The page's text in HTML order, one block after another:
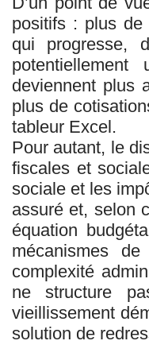
positifs : plus de
qui progresse,
deviennent plus
plus de
tableur Excel.
Pour autant, le
fiscales et
sociale et les
assuré et, selon
équation
mécanismes
complexité
ne structure
vieillissement
solution de